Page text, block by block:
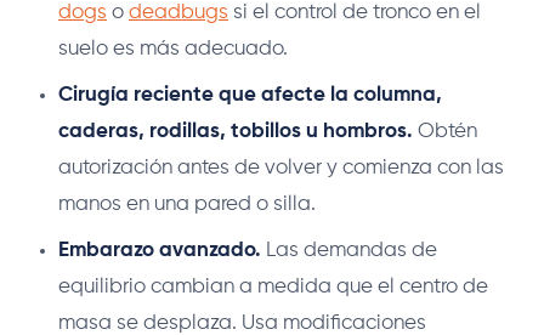
dogs o deadbugs si el control de tronco en el
suelo es más adecuado.
Cirugía reciente que afecte la columna,
caderas, rodillas, tobillos u hombros. Obtén
autorización antes de volver y comienza con las
manos en una pared o silla.
Embarazo avanzado. Las demandas de
equilibrio cambian a medida que el centro de
masa se desplaza. Usa modificaciones